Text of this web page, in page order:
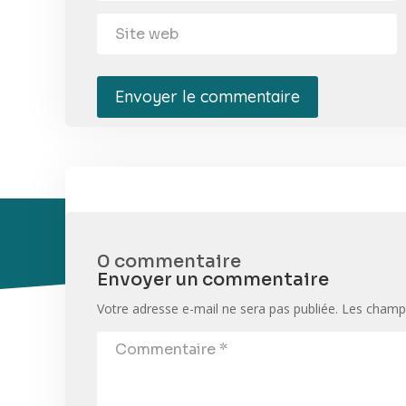
Envoyer le commentaire
0 commentaire
Envoyer un commentaire
Votre adresse e-mail ne sera pas publiée. Les